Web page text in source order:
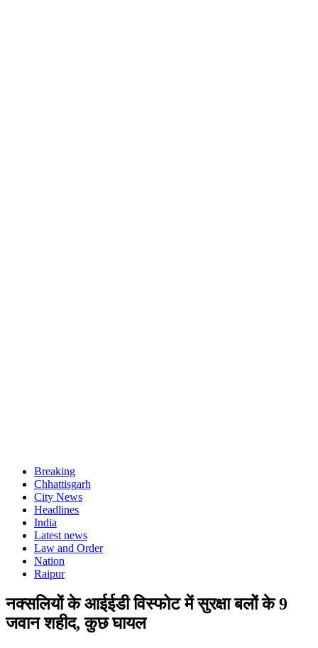
Breaking
Chhattisgarh
City News
Headlines
India
Latest news
Law and Order
Nation
Raipur
नक्सलियों के आईईडी विस्फोट में सुरक्षा बलों के 9
जवान शहीद, कुछ घायल